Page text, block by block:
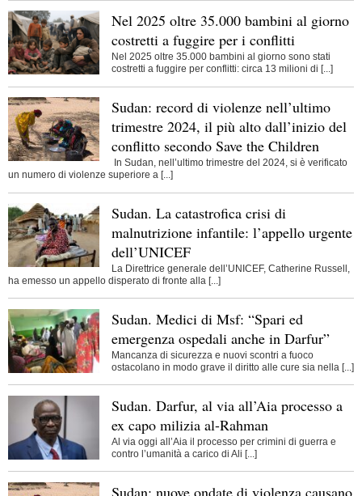
Nel 2025 oltre 35.000 bambini al giorno
costretti a fuggire per i conflitti
Nel 2025 oltre 35.000 bambini al giorno sono stati
costretti a fuggire per conflitti: circa 13 milioni di [...]
Sudan: record di violenze nell’ultimo
trimestre 2024, il più alto dall’inizio del
conflitto secondo Save the Children
In Sudan, nell’ultimo trimestre del 2024, si è verificato
un numero di violenze superiore a [...]
Sudan. La catastrofica crisi di
malnutrizione infantile: l’appello urgente
dell’UNICEF
La Direttrice generale dell’UNICEF, Catherine Russell,
ha emesso un appello disperato di fronte alla [...]
Sudan. Medici di Msf: “Spari ed
emergenza ospedali anche in Darfur”
Mancanza di sicurezza e nuovi scontri a fuoco
ostacolano in modo grave il diritto alle cure sia nella [...]
Sudan. Darfur, al via all’Aia processo a
ex capo milizia al-Rahman
Al via oggi all’Aia il processo per crimini di guerra e
contro l’umanità a carico di Ali [...]
Sudan: nuove ondate di violenza causano